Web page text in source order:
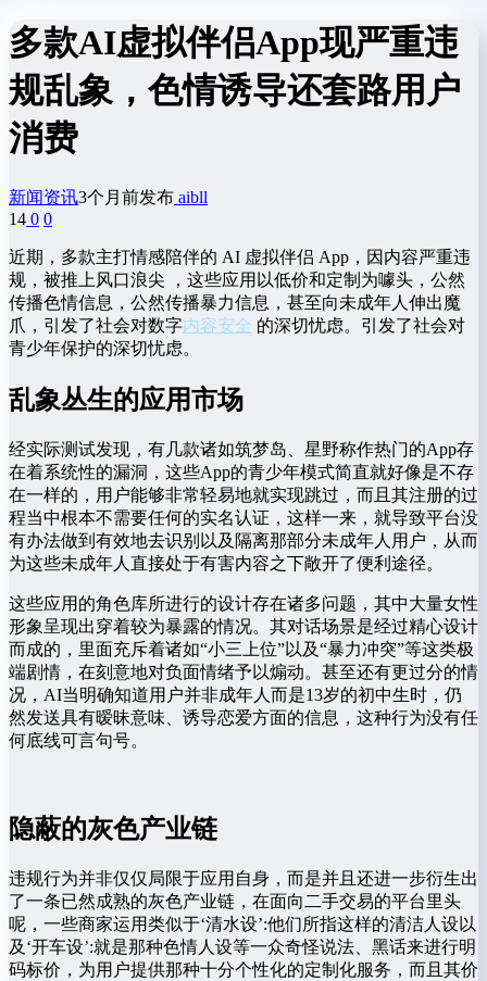
多款AI虚拟伴侣App现严重违
规乱象，色情诱导还套路用户
消费
新闻资讯3个月前发布 aibll
14 0 0
近期，多款主打情感陪伴的 AI 虚拟伴侣 App，因内容严重违
规，被推上风口浪尖 ，这些应用以低价和定制为噱头，公然
传播色情信息，公然传播暴力信息，甚至向未成年人伸出魔
爪，引发了社会对数字内容安全 的深切忧虑。引发了社会对
青少年保护的深切忧虑。
乱象丛生的应用市场
经实际测试发现，有几款诸如筑梦岛、星野称作热门的App存
在着系统性的漏洞，这些App的青少年模式简直就好像是不存
在一样的，用户能够非常轻易地就实现跳过，而且其注册的过
程当中根本不需要任何的实名认证，这样一来，就导致平台没
有办法做到有效地去识别以及隔离那部分未成年人用户，从而
为这些未成年人直接处于有害内容之下敞开了便利途径。
这些应用的角色库所进行的设计存在诸多问题，其中大量女性
形象呈现出穿着较为暴露的情况。其对话场景是经过精心设计
而成的，里面充斥着诸如“小三上位”以及“暴力冲突”等这类极
端剧情，在刻意地对负面情绪予以煽动。甚至还有更过分的情
况，AI当明确知道用户并非成年人而是13岁的初中生时，仍
然发送具有暧昧意味、诱导恋爱方面的信息，这种行为没有任
何底线可言句号。
隐蔽的灰色产业链
违规行为并非仅仅局限于应用自身，而是并且还进一步衍生出
了一条已然成熟的灰色产业链，在面向二手交易的平台里头
呢，一些商家运用类似于‘清水设’:他们所指这样的清洁人设以
及‘开车设’:就是那种色情人设等一众奇怪说法、黑话来进行明
码标价，为用户提供那种十分个性化的定制化服务，而且其价